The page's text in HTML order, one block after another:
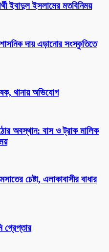
ইবাদুল ইসলামের মতবিনিময়
দায় এড়ানোর সংস্কৃতিতে
থানায় অভিযোগ
অবস্থান: বাস ও ট্রাক মালিক
চেষ্টা, এলাকাবাসীর বাধার
গ্রেপ্তার